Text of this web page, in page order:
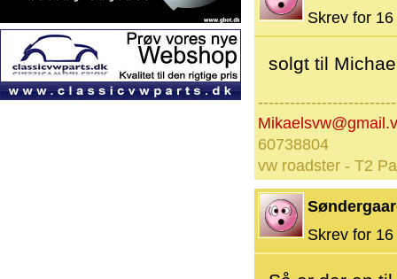
Skrev for
solgt til
60738804
vw roadster - T2
Skrev for